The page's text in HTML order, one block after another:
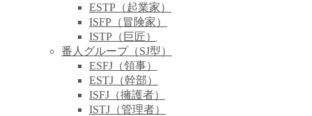
ESTP（起業家）
ISFP（冒険家）
ISTP（巨匠）
番人グループ（SJ型）
ESFJ（領事）
ESTJ（幹部）
ISFJ（擁護者）
ISTJ（管理者）